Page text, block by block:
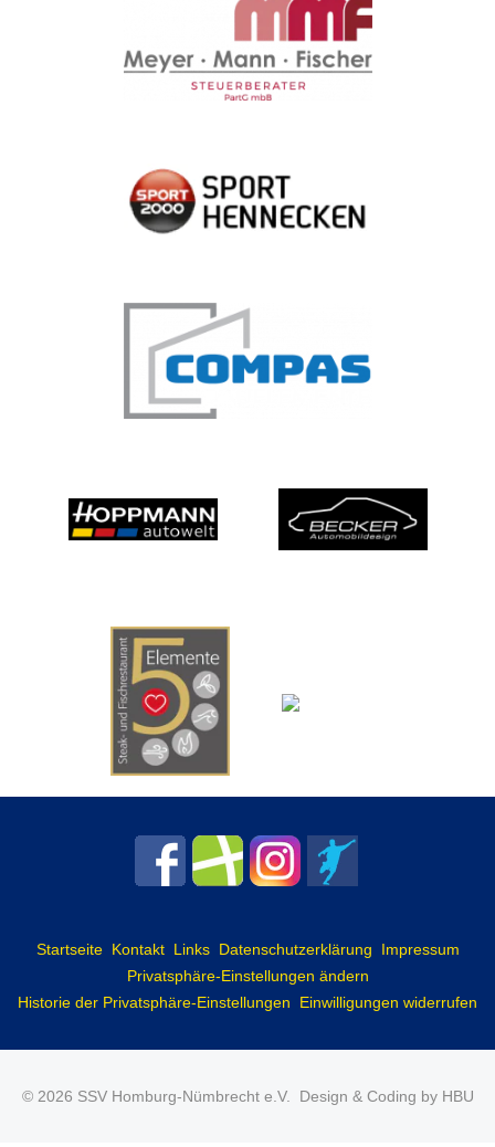
Startseite Kontakt Links Datenschutzerklärung
Impressum
Privatsphäre-Einstellungen ändern
Historie der Privatsphäre-Einstellungen
Einwilligungen widerrufen
© 2026 SSV Homburg-Nümbrecht e.V. Design & Coding by HBU